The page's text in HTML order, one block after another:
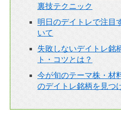
裏技テクニック
明日のデイトレで注目
いて
失敗しないデイトレ銘
ト・コツとは？
今が旬のテーマ株・材
のデイトレ銘柄を見つ